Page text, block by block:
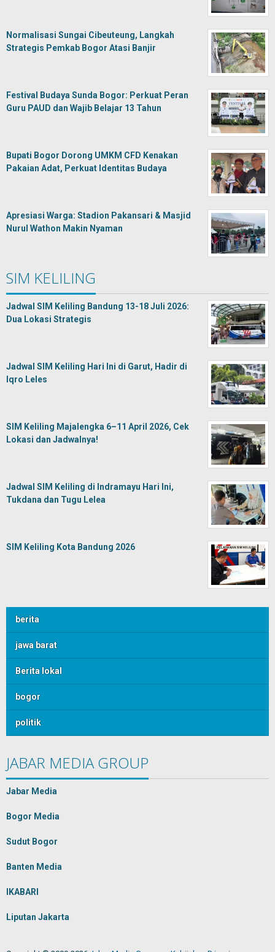
Normalisasi Sungai Cibeuteung, Langkah
Strategis Pemkab Bogor Atasi Banjir
Festival Budaya Sunda Bogor: Perkuat Peran
Guru PAUD dan Wajib Belajar 13 Tahun
Bupati Bogor Dorong UMKM CFD Kenakan
Pakaian Adat, Perkuat Identitas Budaya
Apresiasi Warga: Stadion Pakansari & Masjid
Nurul Wathon Makin Nyaman
SIM KELILING
Jadwal SIM Keliling Bandung 13-18 Juli 2026:
Dua Lokasi Strategis
Jadwal SIM Keliling Hari Ini di Garut, Hadir di
Iqro Leles
SIM Keliling Majalengka 6–11 April 2026, Cek
Lokasi dan Jadwalnya!
Jadwal SIM Keliling di Indramayu Hari Ini,
Tukdana dan Tugu Lelea
SIM Keliling Kota Bandung 2026
berita
jawa barat
Berita lokal
bogor
politik
JABAR MEDIA GROUP
Jabar Media
Bogor Media
Sudut Bogor
Banten Media
IKABARI
Liputan Jakarta